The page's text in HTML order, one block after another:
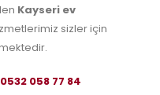
Kayseri ev
sizler için
0532 058 77 84